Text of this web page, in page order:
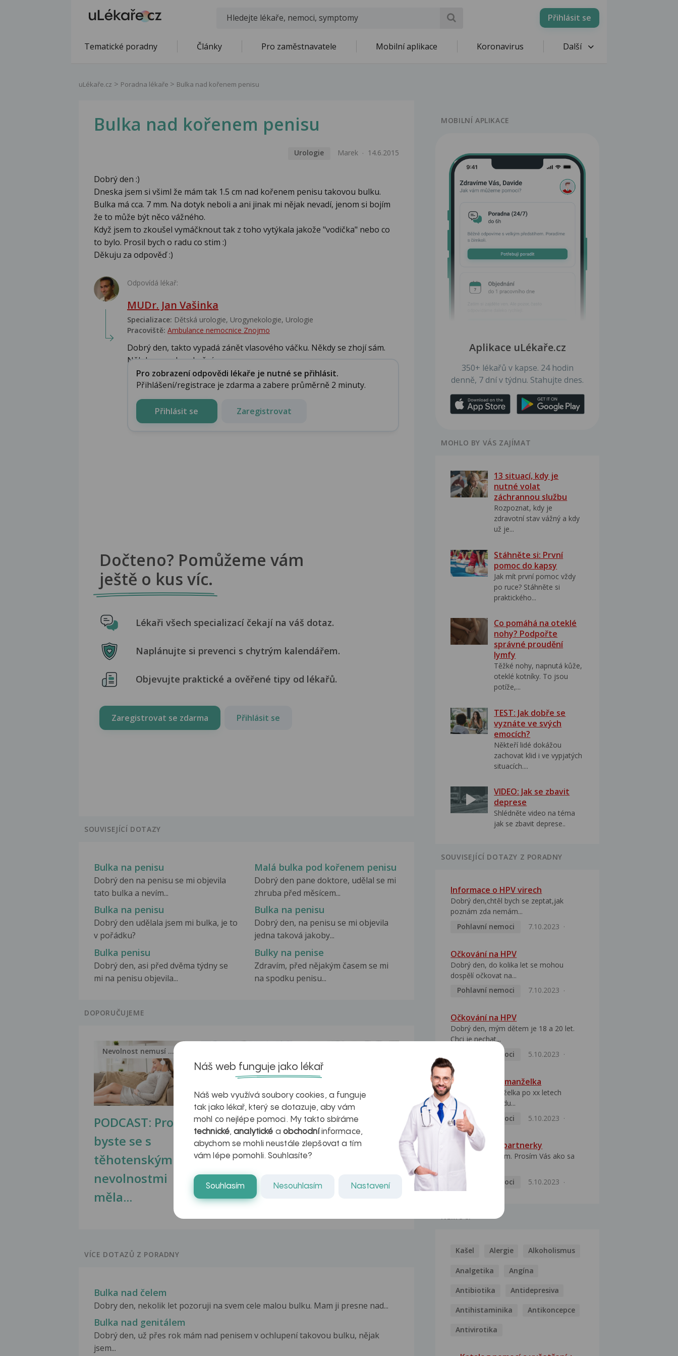
Přihlásit se
Tematické poradny Články Pro zaměstnavatele Mobilní aplikace Koronavirus Další
uLékaře.cz Poradna lékaře Bulka nad kořenem penisu
Bulka nad kořenem penisu
Urologie Marek 14.6.2015
Dobrý den :)
Dneska jsem si všiml že mám tak 1.5 cm nad kořenem penisu takovou bulku.
Bulka má cca. 7 mm. Na dotyk neboli a ani jinak mi nějak nevadí, jenom si bojím
že to může být něco vážného.
Když jsem to zkoušel vymáčknout tak z toho vytýkala jakože "vodička" nebo co
to bylo. Prosil bych o radu co stim :)
Děkuju za odpověď :)
Odpovídá lékař:
MUDr. Jan Vašinka
Specializace: Dětská urologie, Urogynekologie, Urologie‎
Pracoviště: Ambulance nemocnice Znojmo
Dobrý den, takto vypadá zánět vlasového váčku. Někdy se zhojí sám.
Někdy pomohou kožní ...
Pro zobrazení odpovědi lékaře je nutné se přihlásit.
Přihlášení/registrace je zdarma a zabere průměrně 2 minuty.
Přihlásit se Zaregistrovat
Dočteno? Pomůžeme vám
ještě o kus víc.
Lékaři všech specializací čekají na váš dotaz.
Naplánujte si prevenci s chytrým kalendářem.
Objevujte praktické a ověřené tipy od lékařů.
Zaregistrovat se zdarma Přihlásit se
SOUVISEJÍCÍ DOTAZY
Bulka na penisu
Dobrý den na penisu se mi objevila
tato bulka a nevím...
Malá bulka pod kořenem penisu
Dobrý den pane doktore, udělal se mi
zhruba před měsícem...
Bulka na penisu
Dobrý den udělala jsem mi bulka, je to
v pořádku?
Bulka na penisu
Dobrý den, na penisu se mi objevila
jedna taková jakoby...
Bulka penisu
Dobrý den, asi před dvěma týdny se
mi na penisu objevila...
Bulky na penise
Zdravím, před nějakým časem se mi
na spodku penisu...
DOPORUČUJEME
PODCAST: Proč
byste se s
těhotenskými
nevolnostmi
měla...
Nevolnost nemusí být nutnou...
Ztukovatění
jater v datech a
obrazech
Inovativní
léčba
myastenie –
naděje pro ty,
VÍCE DOTAZŮ Z PORADNY
Bulka nad čelem
Dobry den, nekolik let pozoruji na svem cele malou bulku. Mam ji presne nad...
Bulka nad genitálem
Dobrý den, už přes rok mám nad penisem v ochlupení takovou bulku, nějak
jsem...
MOBILNÍ APLIKACE
Aplikace uLékaře.cz
350+ lékařů v kapse. 24 hodin
denně, 7 dní v týdnu. Stahujte dnes.
MOHLO BY VÁS ZAJÍMAT
13 situací, kdy je
nutné volat
záchrannou službu
Rozpoznat, kdy je
zdravotní stav vážný a kdy
už je...
Stáhněte si: První
pomoc do kapsy
Jak mít první pomoc vždy
po ruce? Stáhněte si
praktického...
Co pomáhá na oteklé
nohy? Podpořte
správné proudění
lymfy
Těžké nohy, napnutá kůže,
oteklé kotníky. To jsou
potíže,...
TEST: Jak dobře se
vyznáte ve svých
emocích?
Někteří lidé dokážou
zachovat klid i ve vypjatých
situacích....
VIDEO: Jak se zbavit
deprese
Shlédněte video na téma
jak se zbavit deprese..
SOUVISEJÍCÍ DOTAZY Z PORADNY
Informace o HPV virech
Dobrý den,chtěl bych se zeptat,jak
poznám zda nemám...
Pohlavní nemoci
7.10.2023
Očkování na HPV
Dobrý den, do kolika let se mohou
dospělí očkovat na...
Pohlavní nemoci
7.10.2023
Očkování na HPV
Dobrý den, mým dětem je 18 a 20 let.
Chci je nechat...
Pohlavní nemoci
5.10.2023
HPV pozitivní manželka
Dobrý den, manželka po xx letech
přivezla z Východu...
Pohlavní nemoci
5.10.2023
HPV typ 52 u partnerky
Dobrý deň prajem. Prosím Vás ako sa
Pohlavní nemoci
5.10.2023
NEMOCI
Kašel Alergie Alkoholismus
Analgetika Angína
Antibiotika Antidepresiva
Antihistaminika Antikoncepce
Antivirotika
Náš web funguje jako lékař
Náš web využívá soubory cookies, a funguje
tak jako lékař, který se dotazuje, aby vám
mohl co nejlépe pomoci. My takto sbíráme
technické,analytické a obchodníinformace,
abychom se mohli neustále zlepšovat a tím
vám lépe pomohli. Souhlasíte?
Souhlasím Nesouhlasím Nastavení